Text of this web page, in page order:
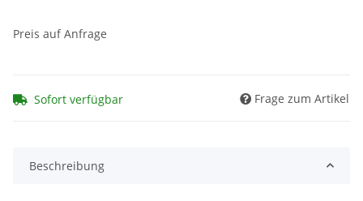
Preis auf Anfrage
Sofort verfügbar Frage zum Artikel
Beschreibung